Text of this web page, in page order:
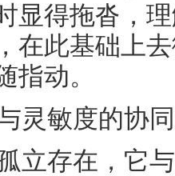
显得拖沓，
在此基础上
指动。
灵敏度的协
立存在，它